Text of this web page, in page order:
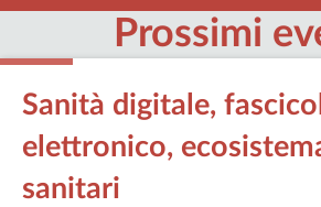
Prossimi
Sanità digitale,
elettronico,
sanitari